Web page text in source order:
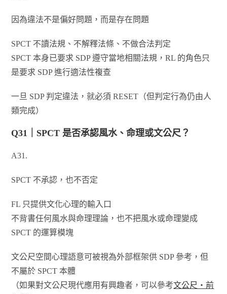
因為違法不是偏好問題，而是存在問題
SPCT 不讀法規、不解釋法條、不做合法判定
SPCT 本身已要求 SDP 遵守當地相關法規，RL 的角色只
是要求 SDP 進行適法性複查
一旦 SDP 判定違法，就必須 RESET（但判定行為仍由人
類完成）
Q31｜SPCT 是否承認風水、命理或文公尺？
A31.
SPCT 不承認，也不否定
FL 只提供文化心理的輸入口
不背書任何風水與命理理論，也不把風水或命理變成
SPCT 的運算模塊
文公尺空間心理語意可被視為外部框架供 SDP 參考，但
不屬於 SPCT 本體
（如果對文公尺現代應用有興趣者，可以參考文公尺‧前